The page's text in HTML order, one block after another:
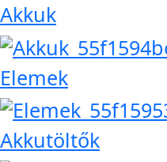
Akkuk
Elemek
Akkutöltők